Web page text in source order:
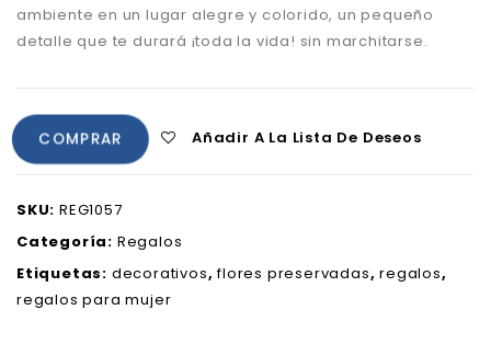
ambiente en un lugar alegre y colorido, un pequeño
detalle que te durará ¡toda la vida! sin marchitarse.
COMPRAR Añadir A La Lista De Deseos
SKU: REG1057
Categoría: Regalos
Etiquetas: decorativos,flores preservadas,regalos,
regalos para mujer